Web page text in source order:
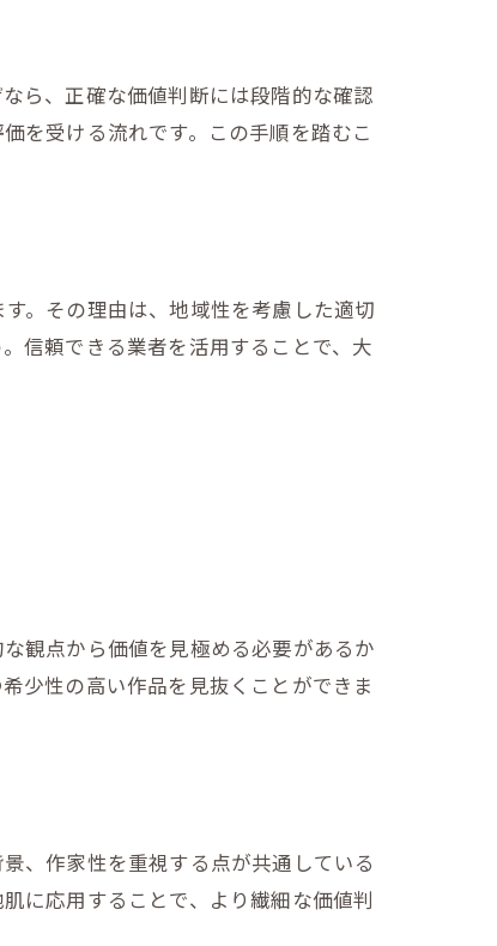
ら、正確な価値判断には段階的な確認
を受ける流れです。この手順を踏むこ
。その理由は、地域性を考慮した適切
信頼できる業者を活用することで、大
観点から価値を見極める必要があるか
少性の高い作品を見抜くことができま
、作家性を重視する点が共通している
に応用することで、より繊細な価値判